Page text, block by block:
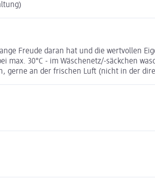
Freude daran hat und die wertvollen
30°C - im Wäschenetz/-säckchen
gerne an der frischen Luft (nicht in der